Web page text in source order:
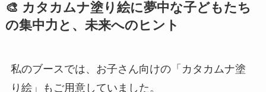
🎨 カタカムナ塗り絵に夢中な子どもたち
の集中力と、未来へのヒント
私のブースでは、お子さん向けの「カタカムナ塗
り絵」もご用意していました。